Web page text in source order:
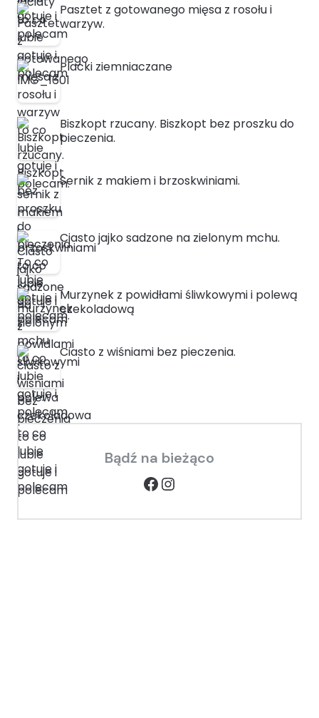
Pasztet z gotowanego mięsa z rosołu i
warzyw.
Placki ziemniaczane
Biszkopt rzucany. Biszkopt bez proszku do
pieczenia.
Sernik z makiem i brzoskwiniami.
Ciasto jajko sadzone na zielonym mchu.
Murzynek z powidłami śliwkowymi i polewą
czekoladową
Ciasto z wiśniami bez pieczenia.
Bądź na bieżąco
Facebook
Instagram